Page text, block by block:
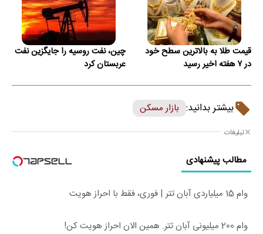
قیمت طلا به بالاترین سطح خود
در ۷ هفته اخیر رسید
چین، نفت روسیه را جایگزین نفت
عربستان کرد
بیشتر بدانید: بازار مسکن
تبلیغات
مطالب پیشنهادی
وام 15 میلیاردی آبان تتر | فوری، فقط با احراز هویت
وام 200 میلیونی آبان تتر. همین الان احراز هویت کن!